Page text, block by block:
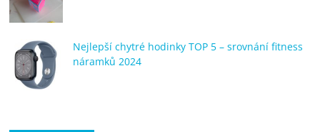
Nejlepší chytré hodinky TOP 5 – srovnání fitness
náramků 2024